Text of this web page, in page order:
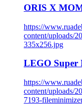
ORIS X
https://
content/uploads/
335x256.jpg
LEGO Super
https://
content/uploads/
7193-